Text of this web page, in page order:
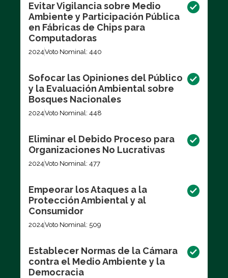
Evitar Vigilancia sobre Medio
Ambiente y Participación Pública
en Fábricas de Chips para
Computadoras
2024Voto Nominal: 440
Sofocar las Opiniones del Público
y la Evaluación Ambiental sobre
Bosques Nacionales
2024Voto Nominal: 448
Eliminar el Debido Proceso para
Organizaciones No Lucrativas
2024Voto Nominal: 477
Empeorar los Ataques a la
Protección Ambiental y al
Consumidor
2024Voto Nominal: 509
Establecer Normas de la Cámara
contra el Medio Ambiente y la
Democracia